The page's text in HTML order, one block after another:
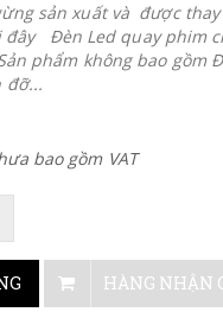
sản xuất và được thay
đây Đèn Led quay phim
phẩm không bao gồm
đỡ...
bao gồm VAT
HÀNG NHẬN